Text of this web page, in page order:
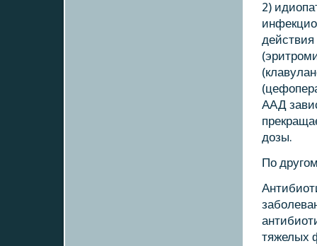
2)
ААД
дозы.
По
тяжелых